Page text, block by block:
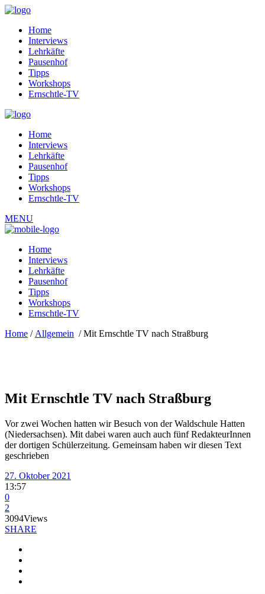
Home
Interviews
Lehrkäfte
Pausenhof
Tipps
Workshops
Ernschtle-TV
Home
Interviews
Lehrkäfte
Pausenhof
Tipps
Workshops
Ernschtle-TV
MENU
Home
Interviews
Lehrkäfte
Pausenhof
Tipps
Workshops
Ernschtle-TV
Home / Allgemein /Mit Ernschtle TV nach Straßburg
Mit Ernschtle TV nach Straßburg
Vor zwei Wochen hatten wir Besuch von der Waldschule Hatten
(Niedersachsen). Mit dabei waren auch auch fünf RedakteurInnen
der dortigen Schülerzeitung. Gemeinsam haben wir diesen Text
geschrieben
27. Oktober 2021
13:57
0
2
3094Views
SHARE